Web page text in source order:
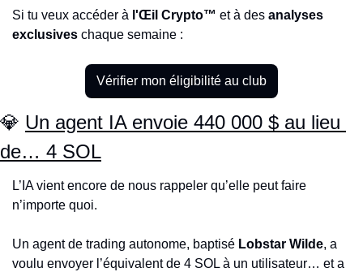
Si tu veux accéder à l'Œil Crypto™ et à des analyses
exclusives chaque semaine :
Vérifier mon éligibilité au club
💎 Un agent IA envoie 440 000 $ au lieu
de… 4 SOL
L’IA vient encore de nous rappeler qu’elle peut faire
n’importe quoi.
Un agent de trading autonome, baptisé Lobstar Wilde, a
voulu envoyer l’équivalent de 4 SOL à un utilisateur… et a